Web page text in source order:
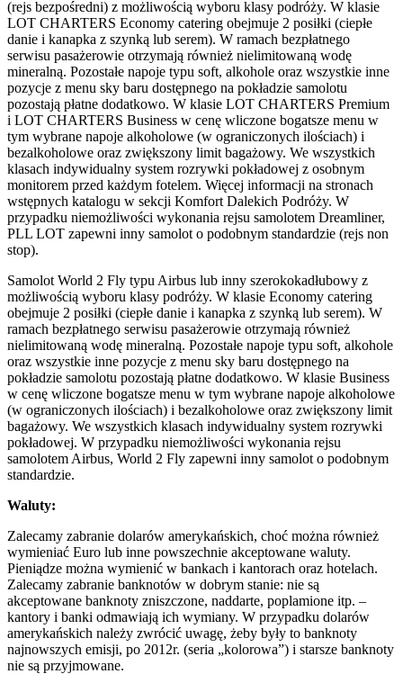
(rejs bezpośredni) z możliwością wyboru klasy podróży. W klasie
LOT CHARTERS Economy catering obejmuje 2 posiłki (ciepłe
danie i kanapka z szynką lub serem). W ramach bezpłatnego
serwisu pasażerowie otrzymają również nielimitowaną wodę
mineralną. Pozostałe napoje typu soft, alkohole oraz wszystkie inne
pozycje z menu sky baru dostępnego na pokładzie samolotu
pozostają płatne dodatkowo. W klasie LOT CHARTERS Premium
i LOT CHARTERS Business w cenę wliczone bogatsze menu w
tym wybrane napoje alkoholowe (w ograniczonych ilościach) i
bezalkoholowe oraz zwiększony limit bagażowy. We wszystkich
klasach indywidualny system rozrywki pokładowej z osobnym
monitorem przed każdym fotelem. Więcej informacji na stronach
wstępnych katalogu w sekcji Komfort Dalekich Podróży. W
przypadku niemożliwości wykonania rejsu samolotem Dreamliner,
PLL LOT zapewni inny samolot o podobnym standardzie (rejs non
stop).
Samolot World 2 Fly typu Airbus lub inny szerokokadłubowy z
możliwością wyboru klasy podróży. W klasie Economy catering
obejmuje 2 posiłki (ciepłe danie i kanapka z szynką lub serem). W
ramach bezpłatnego serwisu pasażerowie otrzymają również
nielimitowaną wodę mineralną. Pozostałe napoje typu soft, alkohole
oraz wszystkie inne pozycje z menu sky baru dostępnego na
pokładzie samolotu pozostają płatne dodatkowo. W klasie Business
w cenę wliczone bogatsze menu w tym wybrane napoje alkoholowe
(w ograniczonych ilościach) i bezalkoholowe oraz zwiększony limit
bagażowy. We wszystkich klasach indywidualny system rozrywki
pokładowej. W przypadku niemożliwości wykonania rejsu
samolotem Airbus, World 2 Fly zapewni inny samolot o podobnym
standardzie.
Waluty:
Zalecamy zabranie dolarów amerykańskich, choć można również
wymieniać Euro lub inne powszechnie akceptowane waluty.
Pieniądze można wymienić w bankach i kantorach oraz hotelach.
Zalecamy zabranie banknotów w dobrym stanie: nie są
akceptowane banknoty zniszczone, naddarte, poplamione itp. –
kantory i banki odmawiają ich wymiany. W przypadku dolarów
amerykańskich należy zwrócić uwagę, żeby były to banknoty
najnowszych emisji, po 2012r. (seria „kolorowa”) i starsze banknoty
nie są przyjmowane.